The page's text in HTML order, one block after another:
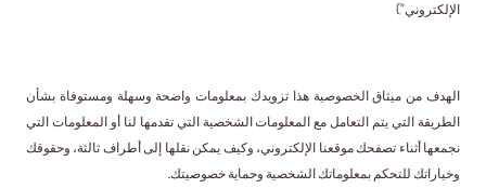
الإلكتروني")
الهدف من ميثاق الخصوصية هذا تزويدك بمعلومات واضحة وسهلة ومستوفاة بشأن
الطريقة التي يتم التعامل مع المعلومات الشخصية التي تقدمها لنا أو المعلومات التي
نجمعها أثناء تصفحك موقعنا الإلكتروني، وكيف يمكن نقلها إلى أطراف ثالثة، وحقوقك
وخياراتك للتحكم بمعلوماتك الشخصية وحماية خصوصيتك.